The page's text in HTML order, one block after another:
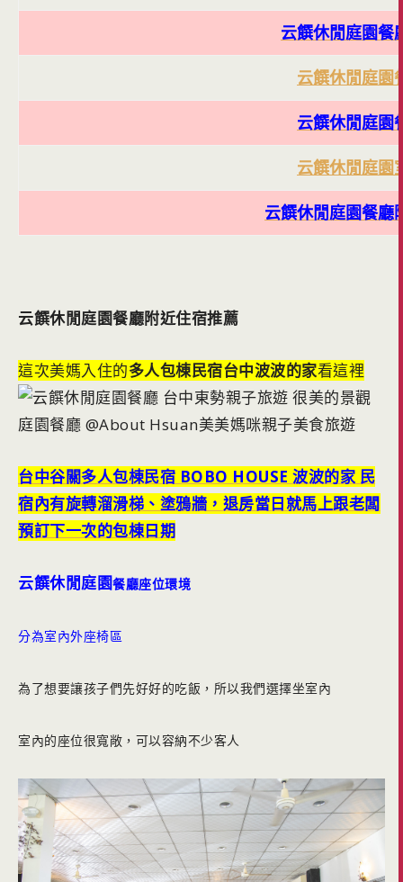
云饌休閒庭園餐
云饌休閒庭園
云饌休閒庭園
云饌休閒庭園
云饌休閒庭園餐廳
云饌休閒庭園餐廳附近住宿推薦
這次美媽入住的多人包棟民宿台中波波的家看這裡
台中谷關多人包棟民宿 BOBO HOUSE 波波的家 民
宿內有旋轉溜滑梯、塗鴉牆，退房當日就馬上跟老闆
預訂下一次的包棟日期
云饌休閒庭園餐廳座位環境
分為室內外座椅區
為了想要讓孩子們先好好的吃飯，所以我們選擇坐室內
室內的座位很寬敞，可以容納不少客人